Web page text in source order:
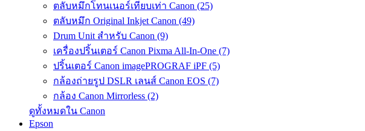
ตลับหมึกโทนเนอร์เทียบเท่า Canon (25)
ตลับหมึก Original Inkjet Canon (49)
Drum Unit สำหรับ Canon (9)
เครื่องปริ้นเตอร์ Canon Pixma All-In-One (7)
ปริ้นเตอร์ Canon imagePROGRAF iPF (5)
กล้องถ่ายรูป DSLR เลนส์ Canon EOS (7)
กล้อง Canon Mirrorless (2)
ดูทั้งหมดใน Canon
Epson